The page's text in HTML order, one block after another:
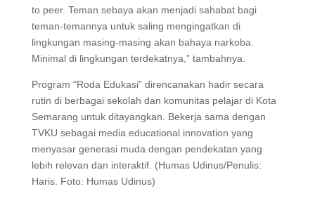
to peer. Teman sebaya akan menjadi sahabat bagi
teman-temannya untuk saling mengingatkan di
lingkungan masing-masing akan bahaya narkoba.
Minimal di lingkungan terdekatnya,” tambahnya.
Program “Roda Edukasi” direncanakan hadir secara
rutin di berbagai sekolah dan komunitas pelajar di Kota
Semarang untuk ditayangkan. Bekerja sama dengan
TVKU sebagai media educational innovation yang
menyasar generasi muda dengan pendekatan yang
lebih relevan dan interaktif. (Humas Udinus/Penulis:
Haris. Foto: Humas Udinus)